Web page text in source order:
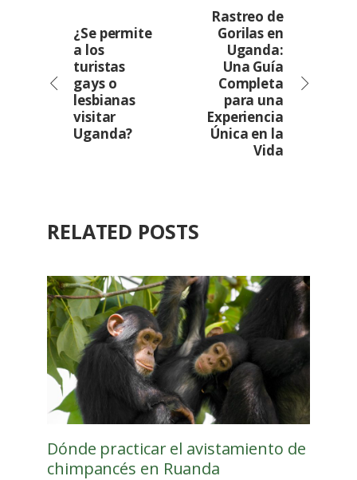
¿Se permite
a los
turistas
gays o
lesbianas
visitar
Uganda?
Rastreo de
Gorilas en
Uganda:
Una Guía
Completa
para una
Experiencia
Única en la
Vida
RELATED POSTS
Dónde practicar el avistamiento de
chimpancés en Ruanda